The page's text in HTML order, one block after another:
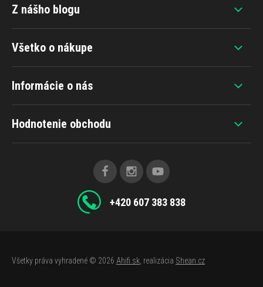
Všetko o nákupe
Informácie o nás
Hodnotenie obchodu
+420 607 383 838
Z nášho blogu
Všetky práva vyhradené © 2026 Ahifi.sk, realizácia Shean.cz